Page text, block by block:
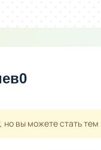
0
но вы можете стать